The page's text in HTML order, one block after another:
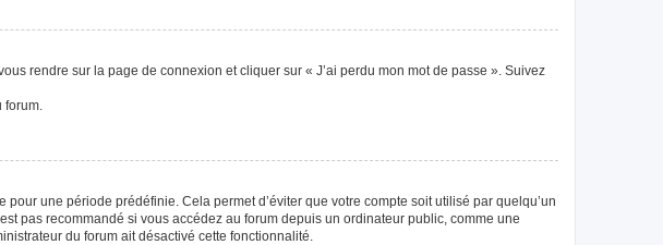
rendre sur la page de connexion et cliquer sur « J’ai perdu mon mot de passe ». Suivez
une période prédéfinie. Cela permet d’éviter que votre compte soit utilisé par quelqu’un
pas recommandé si vous accédez au forum depuis un ordinateur public, comme une
du forum ait désactivé cette fonctionnalité.